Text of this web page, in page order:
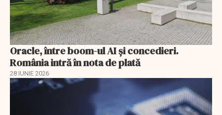
Oracle, între boom-ul AI și concedieri.
România intră în nota de plată
28 IUNIE 2026